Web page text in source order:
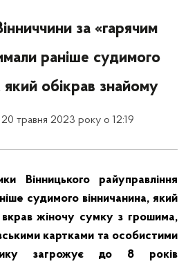
за «гарячим
раніше судимого
який обікрав знайому
травня 2023 року о 12:19
Вінницького райуправління
судимого вінничанина, який
жіночу сумку з грошима,
картками та особистими
загрожує до 8 років